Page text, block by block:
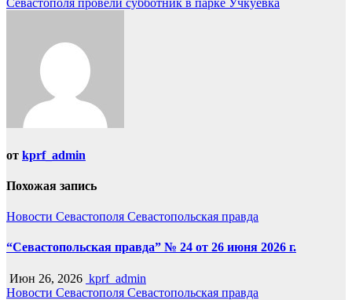
записям
Севастополя провели субботник в парке Учкуевка
от kprf_admin
Похожая запись
Новости Севастополя Севастопольская правда
“Севастопольская правда” № 24 от 26 июня 2026 г.
Июн 26, 2026 kprf_admin
Новости Севастополя Севастопольская правда